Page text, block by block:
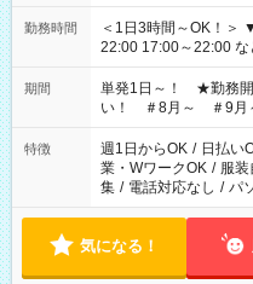
勤務時間
＜1日3時間～OK！＞ ▼ 例えば… ▼ 15:00～18:00 15:00～
22:00 17:00～22:00 など こちら以外の時間もお気軽にご
ださい！
期間
単発1日～！ ★勤務開
い！ ＃8月～ ＃9月
特徴 週1日からOK / 日払い
業・WワークOK / 服装
集 / 電話対応なし / パ
気になる！